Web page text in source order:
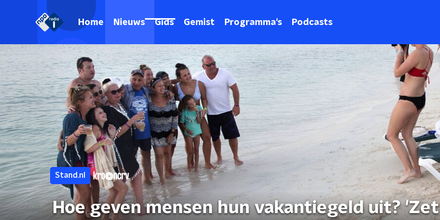
Home Nieuws Gids Gemist Programma's Podcasts
Stand.nl
Hoe geven mensen hun vakantiegeld uit?